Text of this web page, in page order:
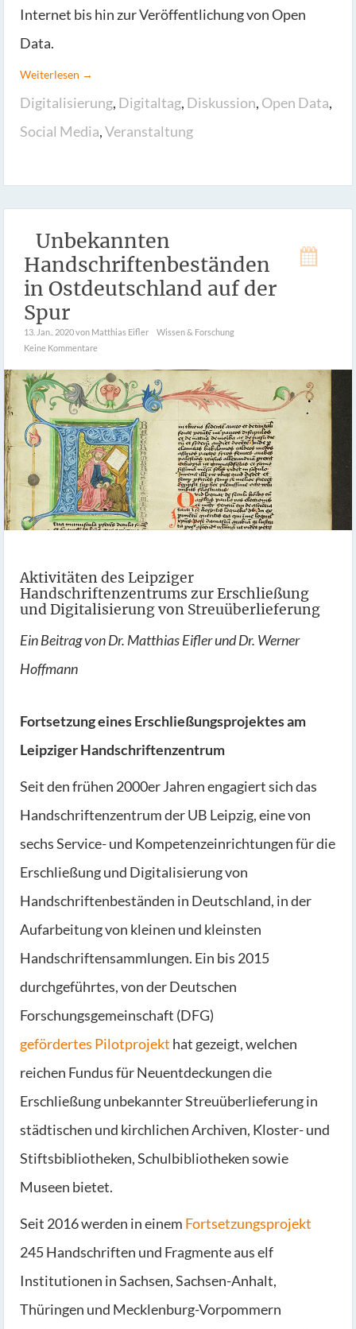
Internet bis hin zur Veröffentlichung von Open
Data.
Weiterlesen →
Digitalisierung, Digitaltag, Diskussion, Open Data,
Social Media,Veranstaltung
Unbekannten
Handschriftenbeständen
in Ostdeutschland auf der
Spur
13. Jan.. 2020von Matthias Eifler
Wissen & Forschung
Keine Kommentare
Aktivitäten des Leipziger
Handschriftenzentrums zur Erschließung
und Digitalisierung von Streuüberlieferung
Ein Beitrag von Dr. Matthias Eifler und Dr. Werner
Hoffmann
Fortsetzung eines Erschließungsprojektes am
Leipziger Handschriftenzentrum
Seit den frühen 2000er Jahren engagiert sich das
Handschriftenzentrum der UB Leipzig, eine von
sechs Service- und Kompetenzeinrichtungen für die
Erschließung und Digitalisierung von
Handschriftenbeständen in Deutschland, in der
Aufarbeitung von kleinen und kleinsten
Handschriftensammlungen. Ein bis 2015
durchgeführtes, von der Deutschen
Forschungsgemeinschaft (DFG)
gefördertes Pilotprojekt hat gezeigt, welchen
reichen Fundus für Neuentdeckungen die
Erschließung unbekannter Streuüberlieferung in
städtischen und kirchlichen Archiven, Kloster- und
Stiftsbibliotheken, Schulbibliotheken sowie
Museen bietet.
Seit 2016 werden in einem Fortsetzungsprojekt
245 Handschriften und Fragmente aus elf
Institutionen in Sachsen, Sachsen-Anhalt,
Thüringen und Mecklenburg-Vorpommern